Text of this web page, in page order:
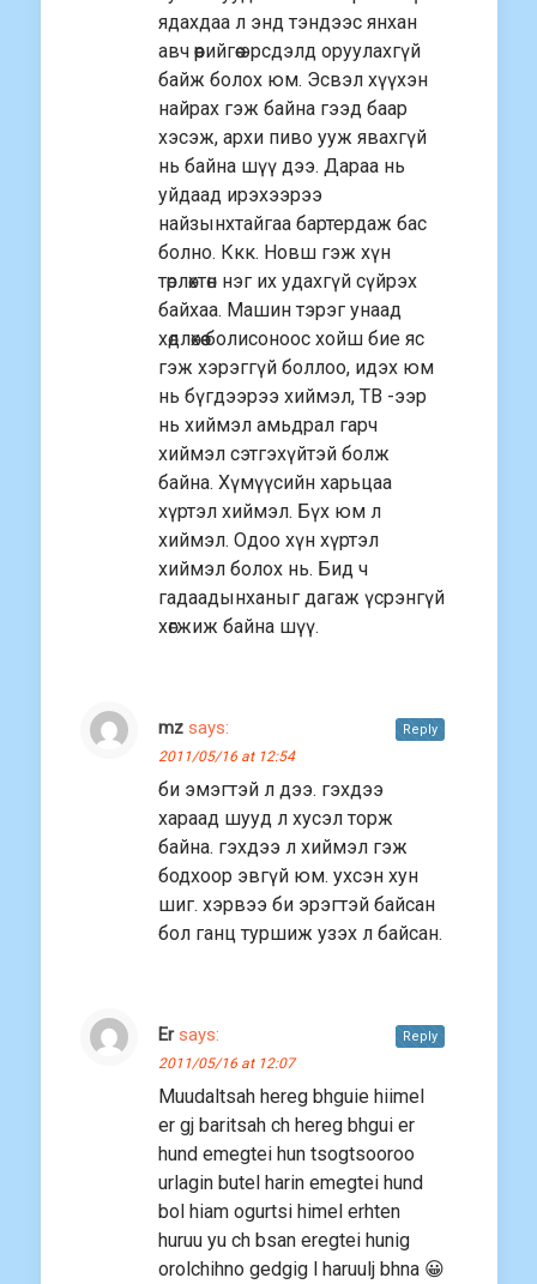
ядахдаа л энд тэндээс янхан
авч өөрийгөө эрсдэлд оруулахгүй
байж болох юм. Эсвэл хүүхэн
найрах гэж байна гээд баар
хэсэж, архи пиво ууж явахгүй
нь байна шүү дээ. Дараа нь
уйдаад ирэхээрээ
найзынхтайгаа бартердаж бас
болно. Ккк. Новш гэж хүн
төрлөхтөн нэг их удахгүй сүйрэх
байхаа. Машин тэрэг унаад
хөдлөхөө болисоноос хойш бие яс
гэж хэрэггүй боллоо, идэх юм
нь бүгдээрээ хиймэл, ТВ -ээр
нь хиймэл амьдрал гарч
хиймэл сэтгэхүйтэй болж
байна. Хүмүүсийн харьцаа
хүртэл хиймэл. Бүх юм л
хиймэл. Одоо хүн хүртэл
хиймэл болох нь. Бид ч
гадаадынханыг дагаж үсрэнгүй
хөгжиж байна шүү.
mz says:
2011/05/16 at 12:54
би эмэгтэй л дээ. гэхдээ
хараад шууд л хусэл торж
байна. гэхдээ л хиймэл гэж
бодхоор эвгүй юм. ухсэн хун
шиг. хэрвээ би эрэгтэй байсан
бол ганц туршиж узэх л байсан.
Reply
Er says:
2011/05/16 at 12:07
Muudaltsah hereg bhguie hiimel
er gj baritsah ch hereg bhgui er
hund emegtei hun tsogtsooroo
urlagin butel harin emegtei hund
bol hiam ogurtsi himel erhten
huruu yu ch bsan eregtei hunig
orolchihno gedgig l haruulj bhna 😀
Reply